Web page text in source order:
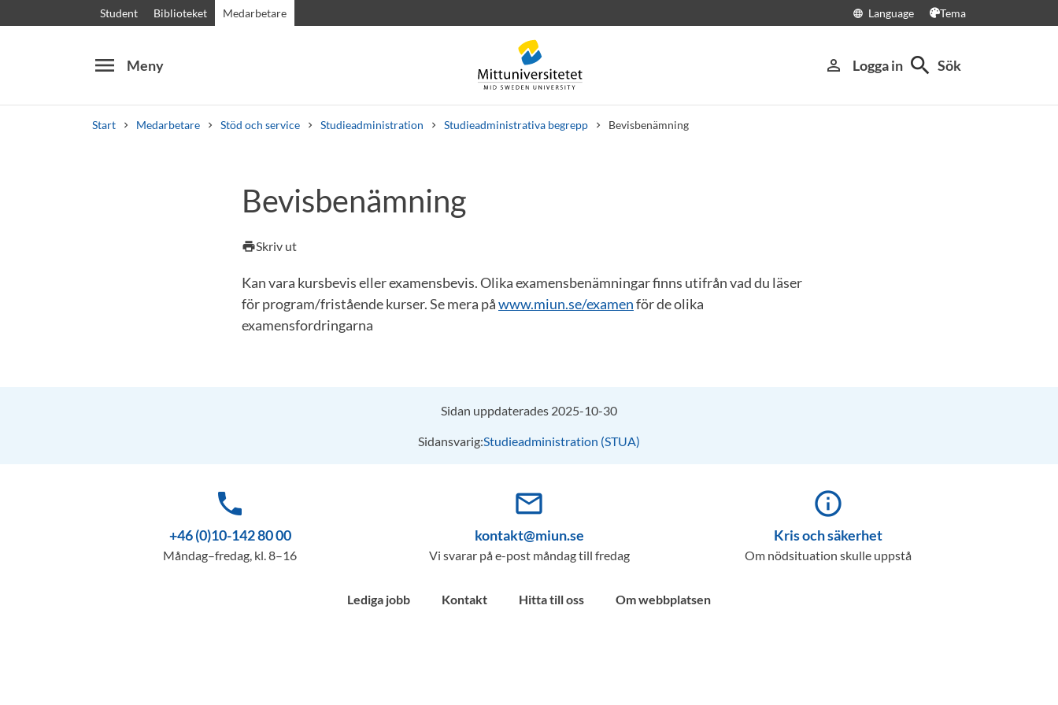
Student Biblioteket Medarbetare language Language Tema
menu Meny person_outline Logga in search Sök
Start Medarbetare Stöd och service Studieadministration Studieadministrativa begrepp Bevisbenämning
KursplanerVälkomstbrevPersonal Lediga jobb
Bevisbenämning
printSkriv ut
Kan vara kursbevis eller examensbevis. Olika examensbenämningar finns utifrån vad du läser
för program/fristående kurser. Se mera påwww.miun.se/examenför de olika
examensfordringarna
Sidan uppdaterades 2025-10-30
Sidansvarig:Studieadministration (STUA)
phone
+46 (0)10-142 80 00
Måndag–fredag, kl. 8–16
mail_outline
kontakt@miun.se
Vi svarar på e-post måndag till fredag
info_outline
Kris och säkerhet
Om nödsituation skulle uppstå
Lediga jobb Kontakt Hitta till oss Om webbplatsen